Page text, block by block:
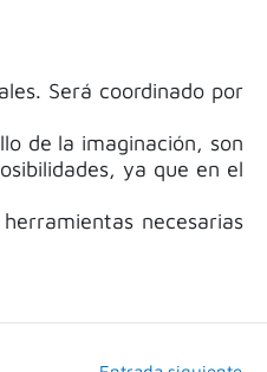
Será coordinado por
de la imaginación, son
ya que en el
necesarias